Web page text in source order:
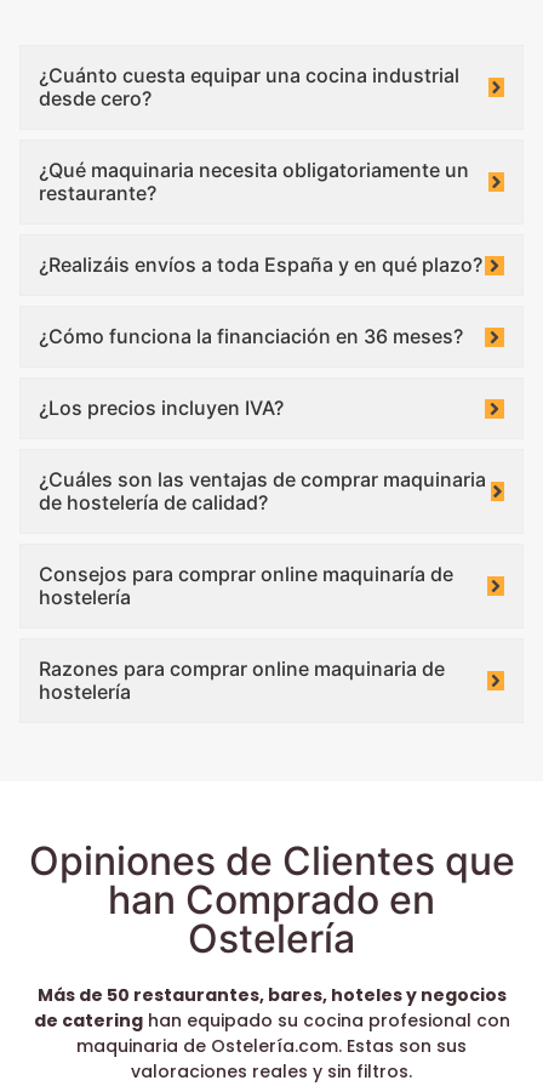
¿Cuánto cuesta equipar una cocina industrial
desde cero?
¿Qué maquinaria necesita obligatoriamente un
restaurante?
¿Realizáis envíos a toda España y en qué plazo?
¿Cómo funciona la financiación en 36 meses?
¿Los precios incluyen IVA?
¿Cuáles son las ventajas de comprar maquinaria
de hostelería de calidad?
Consejos para comprar online maquinaría de
hostelería
Razones para comprar online maquinaria de
hostelería
Opiniones de Clientes que
han Comprado en
Ostelería
Más de 50 restaurantes, bares, hoteles y negocios
de cateringhan equipado su cocina profesional con
maquinaria de Ostelería.com. Estas son sus
valoraciones reales y sin filtros.